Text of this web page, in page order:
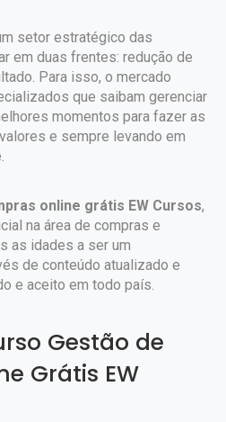
setor estratégico das
em duas frentes: redução de
Para isso, o mercado
que saibam gerenciar
momentos para fazer as
e sempre levando em
online grátis EW Cursos,
na área de compras e
as idades a ser um
de conteúdo atualizado e
e aceito em todo país.
Gestão de
Grátis EW